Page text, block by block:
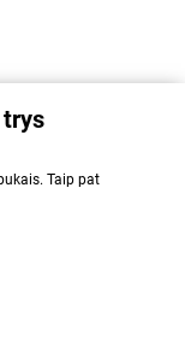
tvarkymu.
Taip pat